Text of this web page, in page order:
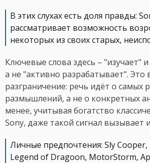
В этих слухах есть доля правды:
рассматривает возможность
некоторых из своих старых,
Ключевые слова здесь – "изучает"
а не "активно разрабатывает". Это
разграничение: речь идёт о самых
размышлений, а не о конкретных
менее, учитывая богатство
Sony, даже такой сигнал вызывает
Личные предпочтения: Sly Cooper,
Legend of Dragoon, MotorStorm,